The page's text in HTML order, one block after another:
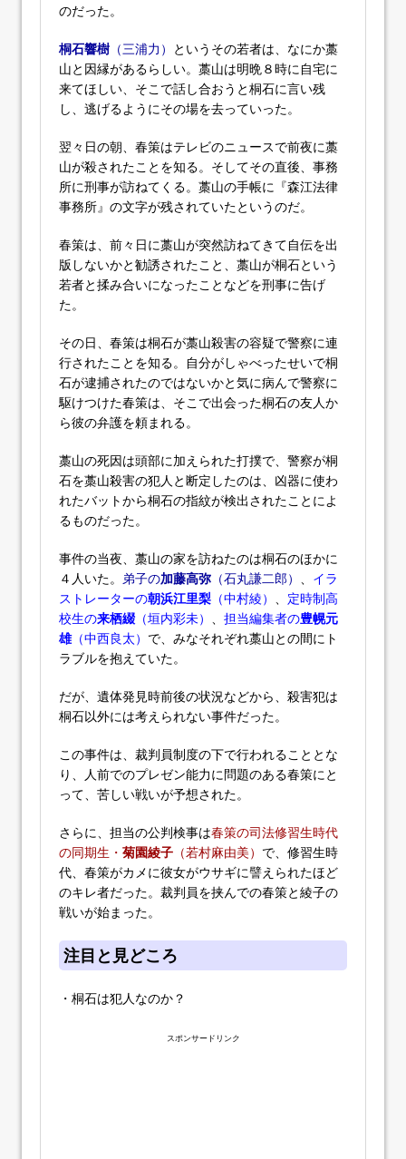
のだった。
桐石響樹 （三浦力） というその若者は、なにか藁
山と因縁があるらしい。藁山は明晩８時に自宅に
来てほしい、そこで話し合おうと桐石に言い残
し、逃げるようにその場を去っていった。
翌々日の朝、春策はテレビのニュースで前夜に藁
山が殺されたことを知る。そしてその直後、事務
所に刑事が訪ねてくる。藁山の手帳に『森江法律
事務所』の文字が残されていたというのだ。
春策は、前々日に藁山が突然訪ねてきて自伝を出
版しないかと勧誘されたこと、藁山が桐石という
若者と揉み合いになったことなどを刑事に告げ
た。
その日、春策は桐石が藁山殺害の容疑で警察に連
行されたことを知る。自分がしゃべったせいで桐
石が逮捕されたのではないかと気に病んで警察に
駆けつけた春策は、そこで出会った桐石の友人か
ら彼の弁護を頼まれる。
藁山の死因は頭部に加えられた打撲で、警察が桐
石を藁山殺害の犯人と断定したのは、凶器に使わ
れたバットから桐石の指紋が検出されたことによ
るものだった。
事件の当夜、藁山の家を訪ねたのは桐石のほかに
４人いた。
弟子の加藤高弥 （石丸謙二郎）
イラ
ストレーターの朝浜江里梨 （中村綾）
定時制高
校生の来栖綴（垣内彩未） 担当編集者の豊幌元
雄（中西良太） で、みなそれぞれ藁山との間にト
ラブルを抱えていた。
だが、遺体発見時前後の状況などから、殺害犯は
桐石以外には考えられない事件だった。
この事件は、裁判員制度の下で行われることとな
り、人前でのプレゼン能力に問題のある春策にと
って、苦しい戦いが予想された。
さらに、担当の公判検事は春策の司法修習生時代
の同期生・ 菊園綾子 （若村麻由美） で、修習生時
代、春策がカメに彼女がウサギに譬えられたほど
のキレ者だった。裁判員を挟んでの春策と綾子の
戦いが始まった。
注目と見どころ
・桐石は犯人なのか？
スポンサードリンク